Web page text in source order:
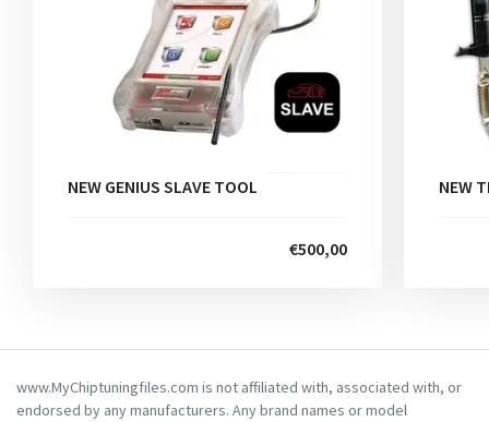
NEW GENIUS SLAVE TOOL
€500,00
NEW
www.MyChiptuningfiles.com is not affiliated with, associated with, or
endorsed by any manufacturers. Any brand names or model